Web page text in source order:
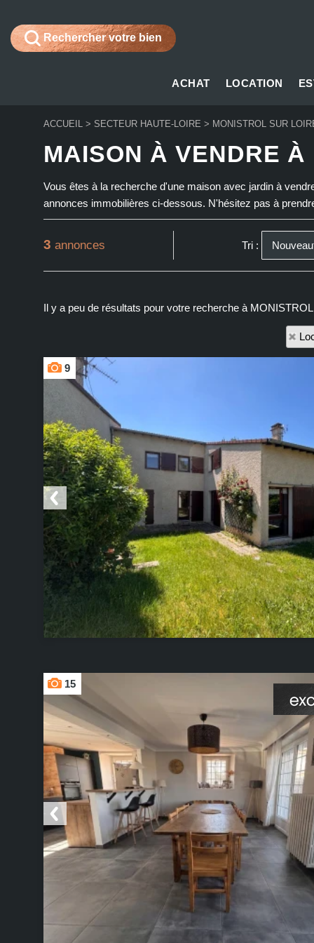
Rechercher votre bien
ACHAT LOCATION
ACCUEIL > SECTEUR HAUTE-LOIRE > MONISTROL SUR
MAISON À VENDRE
Vous êtes à la recherche d'une maison avec jardin à
annonces immobilières ci-dessous. N'hésitez pas à
3 annonces Tri :
Il y a peu de résultats pour votre recherche à
9
Ajouter aux favoris
15
Ajouter aux favoris